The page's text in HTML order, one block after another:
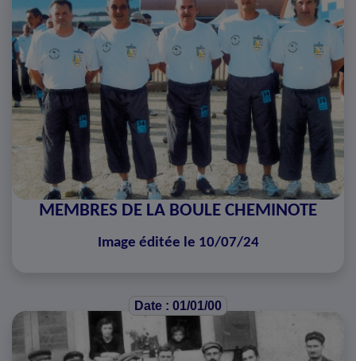
MEMBRES DE LA BOULE CHEMINOTE
Image éditée le 10/07/24
Date : 01/01/00